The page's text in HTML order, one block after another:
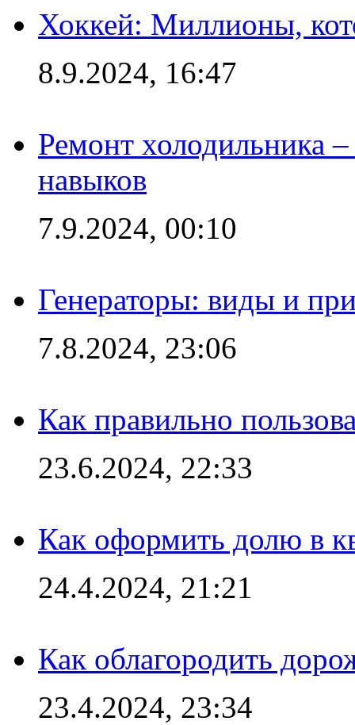
Хоккей: Миллионы,
8.9.2024, 16:47
Ремонт холодильника
навыков
7.9.2024, 00:10
Генераторы: виды и
7.8.2024, 23:06
Как правильно
23.6.2024, 22:33
Как оформить долю в
24.4.2024, 21:21
Как облагородить
23.4.2024, 23:34